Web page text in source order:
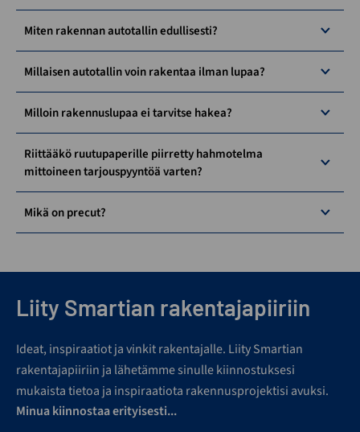
Miten rakennan autotallin edullisesti?
Millaisen autotallin voin rakentaa ilman lupaa?
Milloin rakennuslupaa ei tarvitse hakea?
Riittääkö ruutupaperille piirretty hahmotelma
mittoineen tarjouspyyntöä varten?
Mikä on precut?
Liity Smartian rakentajapiiriin
Ideat, inspiraatiot ja vinkit rakentajalle. Liity Smartian
rakentajapiiriin ja lähetämme sinulle kiinnostuksesi
mukaista tietoa ja inspiraatiota rakennusprojektisi avuksi.
Minua kiinnostaa erityisesti...